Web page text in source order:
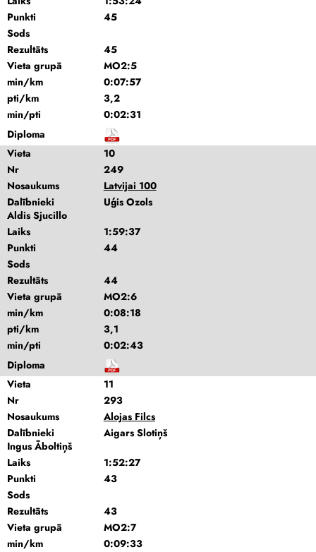
Punkti
45
Sods
Rezultāts
45
Vieta grupā
MO2:5
min/km
0:07:57
pti/km
3,2
min/pti
0:02:31
Diploma
Vieta
10
Nr
249
Nosaukums
Latvijai 100
Dalībnieki
Uģis Ozols
Aldis Sjucillo
Laiks
1:59:37
Punkti
44
Sods
Rezultāts
44
Vieta grupā
MO2:6
min/km
0:08:18
pti/km
3,1
min/pti
0:02:43
Diploma
Vieta
11
Nr
293
Nosaukums
Alojas Filcs
Dalībnieki
Aigars Slotiņš
Ingus Āboltiņš
Laiks
1:52:27
Punkti
43
Sods
Rezultāts
43
Vieta grupā
MO2:7
min/km
0:09:33